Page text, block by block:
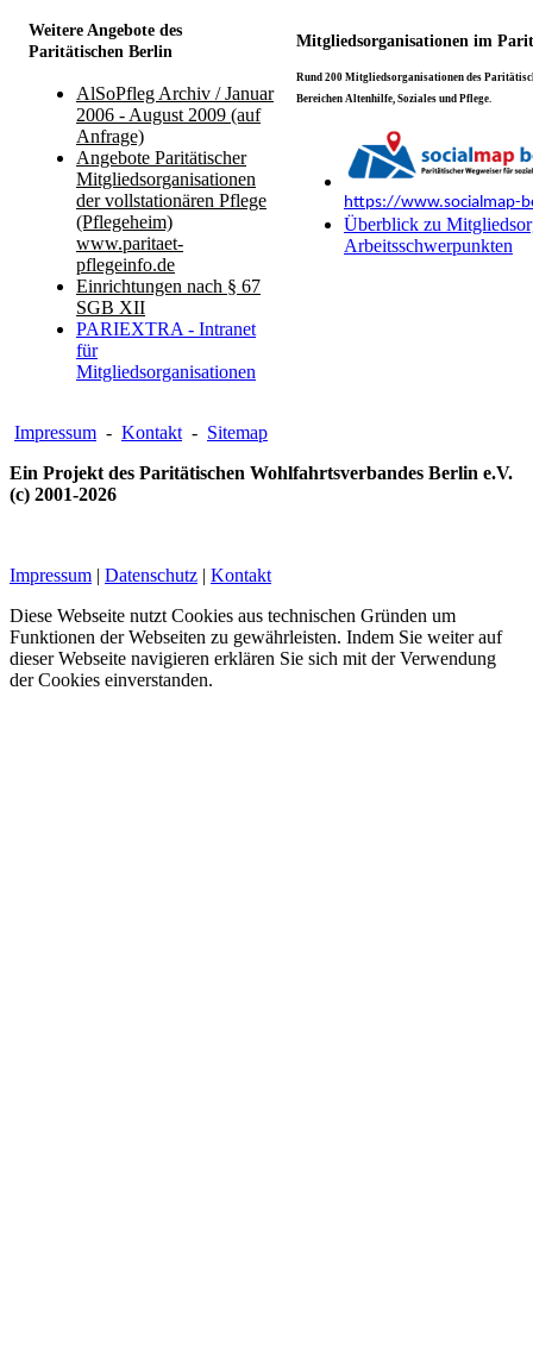
Weitere Angebote des
Paritätischen Berlin
Mitgliedsorganisationen im
AlSoPfleg Archiv / Januar
2006 - August 2009 (auf
Anfrage)
Angebote Paritätischer
Mitgliedsorganisationen
der vollstationären Pflege
(Pflegeheim)
www.paritaet-
pflegeinfo.de
Einrichtungen nach § 67
SGB XII
PARIEXTRA - Intranet
für
Mitgliedsorganisationen
Rund 200 Mitgliedsorganisationen des
Bereichen Altenhilfe, Soziales und Pflege.
https://www.socialmap-
Überblick zu
Arbeitsschwerpunkten
Impressum - Kontakt - Sitemap
Ein Projekt des Paritätischen Wohlfahrtsverbandes Berlin e.V.
(c) 2001-2026
Impressum | Datenschutz | Kontakt
Diese Webseite nutzt Cookies aus technischen Gründen um
Funktionen der Webseiten zu gewährleisten. Indem Sie weiter auf
dieser Webseite navigieren erklären Sie sich mit der Verwendung
der Cookies einverstanden.